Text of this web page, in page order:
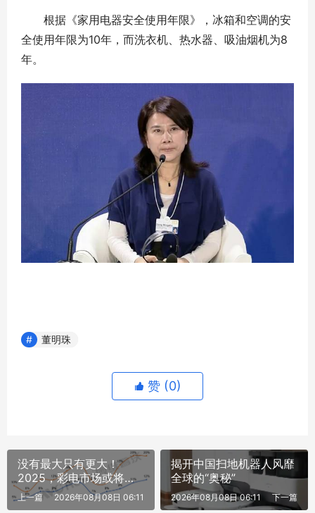
根据《家用电器安全使用年限》，冰箱和空调的安
全使用年限为10年，而洗衣机、热水器、吸油烟机为8
年。
董明珠
赞 (0)
没有最大只有更大！
2025，彩电市场或将进
入“更大”时代
上一篇 2026年08月08日 06:11
揭开中国扫地机器人风靡
全球的“奥秘”
下一篇
2026年08月08日 06:11